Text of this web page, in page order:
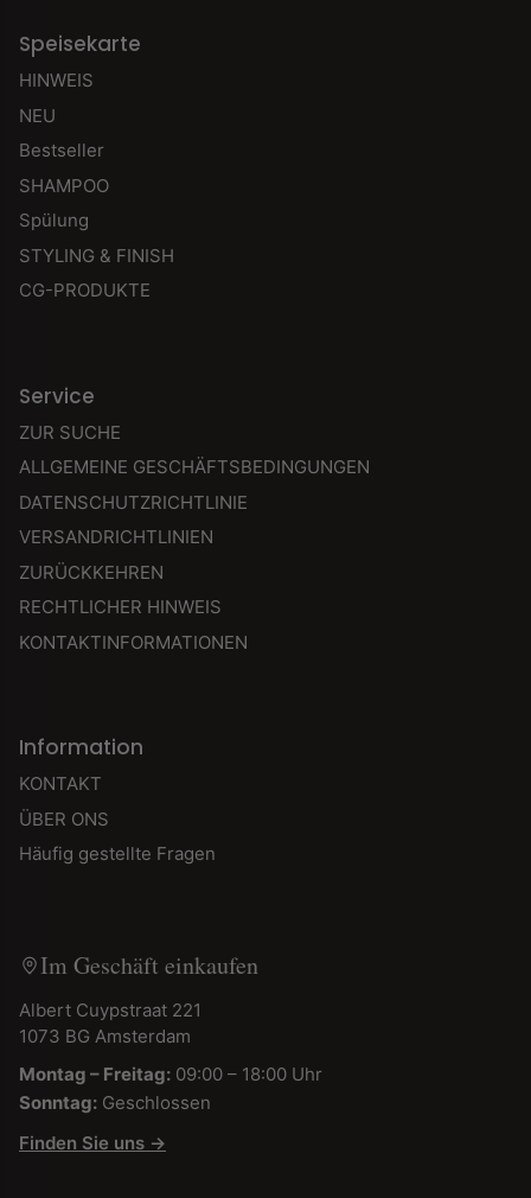
Speisekarte
HINWEIS
NEU
Bestseller
SHAMPOO
Spülung
STYLING & FINISH
CG-PRODUKTE
Service
ZUR SUCHE
ALLGEMEINE GESCHÄFTSBEDINGUNGEN
DATENSCHUTZRICHTLINIE
VERSANDRICHTLINIEN
ZURÜCKKEHREN
RECHTLICHER HINWEIS
KONTAKTINFORMATIONEN
Information
KONTAKT
ÜBER ONS
Häufig gestellte Fragen
Im Geschäft einkaufen
Albert Cuypstraat 221
1073 BG Amsterdam
Montag – Freitag: 09:00 – 18:00 Uhr
Sonntag: Geschlossen
Finden Sie uns →